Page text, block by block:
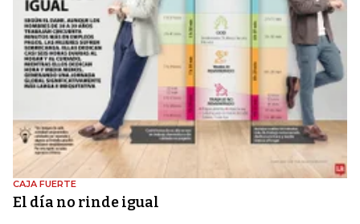
CAJA FUERTE
El día no rinde igual